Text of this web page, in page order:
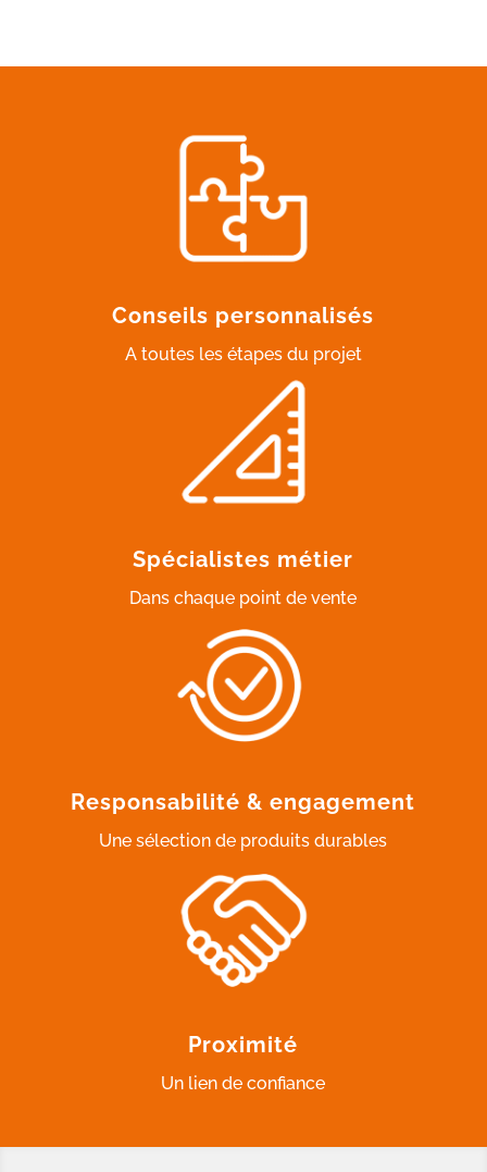
Conseils personnalisés
A toutes les étapes du projet
Spécialistes métier
Dans chaque point de vente
Responsabilité & engagement
Une sélection de produits durables
Proximité
Un lien de confiance